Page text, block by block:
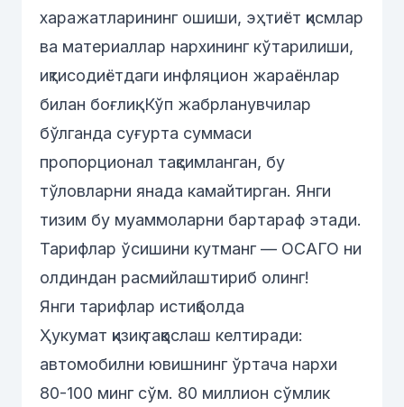
харажатларининг ошиши, эҳтиёт қисмлар
ва материаллар нархининг кўтарилиши,
иқтисодиётдаги инфляцион жараёнлар
билан боғлиқ. Кўп жабрланувчилар
бўлганда суғурта суммаси
пропорционал тақсимланган, бу
тўловларни янада камайтирган. Янги
тизим бу муаммоларни бартараф этади.
Тарифлар ўсишини кутманг — ОСАГО ни
олдиндан расмийлаштириб олинг!
Янги тарифлар истиқболда
Ҳукумат қизиқ таққослаш келтиради:
автомобилни ювишнинг ўртача нархи
80-100 минг сўм. 80 миллион сўмлик